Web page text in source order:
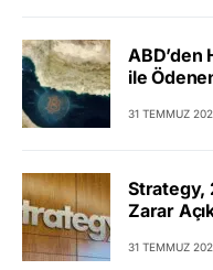
ABD’den
ile
31 TEMMUZ
Strategy,
Zarar
31 TEMMUZ